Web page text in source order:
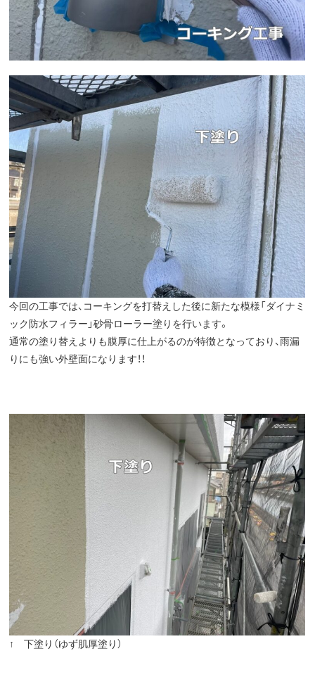
今回の工事では、コーキングを打替えした後に新たな模様「ダイナミ
ック防水フィラー」砂骨ローラー塗りを行います。
通常の塗り替えよりも膜厚に仕上がるのが特徴となっており、雨漏
りにも強い外壁面になります！！
↑ 下塗り（ゆず肌厚塗り）